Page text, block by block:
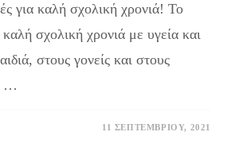
για καλή σχολική χρονιά! Το
σχολική χρονιά με υγεία και
στους γονείς και στους
…
11 ΣΕΠΤΕΜΒΡΊΟΥ, 2021